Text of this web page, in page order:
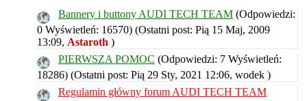
Bannery i buttony AUDI TECH TEAM (Odpowiedzi:
0 Wyświetleń: 16570) (Ostatni post: Pią 15 Maj, 2009
13:09, Astaroth )
PIERWSZA POMOC (Odpowiedzi: 7 Wyświetleń:
18286) (Ostatni post: Pią 29 Sty, 2021 12:06, wodek )
Regulamin główny forum AUDI TECH TEAM